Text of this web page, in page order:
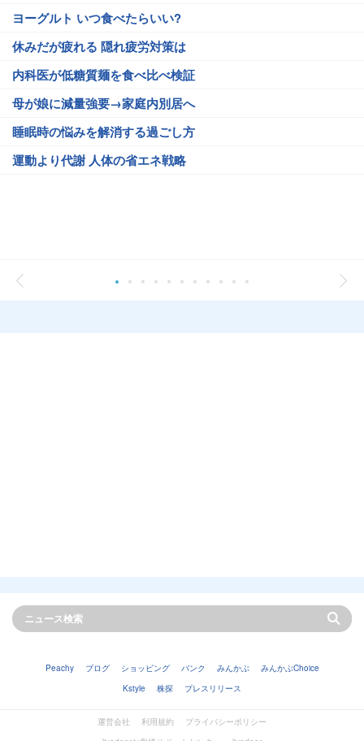
ヨーグルト いつ食べたらいい?
休みだが疲れる 隠れ疲労対策は
内科医が低糖質麺を食べ比べ検証
母が娘に減量強要→家庭内別居へ
睡眠時の悩みを解消する過ごし方
運動より代謝 人体の省エネ戦略
Peachy ブログ ショッピング バンク みんかぶ
みんかぶChoice
Kstyle
株探 プレスリリース
運営会社 利用規約
プライバシーポリシー